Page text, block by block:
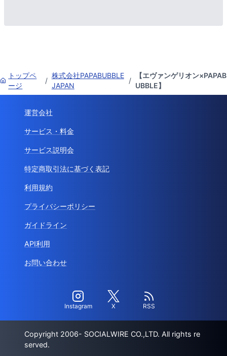
トップペ
ージ
/
株式会社PAPABUBBLE
JAPAN
/
【エヴァンゲリオン×PAPAB
UBBLE】
運営会社
サービス・料金
サービス説明会
特定商取引法に基づく表記
利用規約
プライバシーポリシー
ガイドライン
API利用
お問い合わせ
Instagram X RSS
Copyright 2006- SOCIALWIRE CO.,LTD. All rights re
served.